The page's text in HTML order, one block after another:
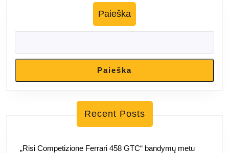
Paieška
Paieška
Recent Posts
„Risi Competizione Ferrari 458 GTC“ bandymų metu